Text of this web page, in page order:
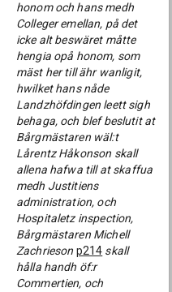
honom och hans medh
Colleger emellan, på det
icke alt beswäret måtte
hengia opå honom, som
mäst her till ähr wanligit,
hwilket hans nåde
Landzhöfdingen leett sigh
behaga, och blef beslutit at
Bårgmästaren wäl:t
Lårentz Håkonson skall
allena hafwa till at skaffua
medh Justitiens
administration, och
Hospitaletz inspection,
Bårgmästaren Michell
Zachrieson p214 skall
hålla handh öf:r
Commertien, och